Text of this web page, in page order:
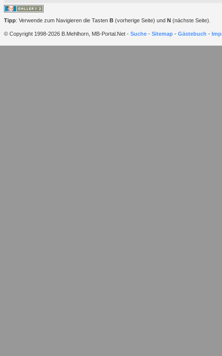
Tipp: Verwende zum Navigieren die Tasten B (vorherige Seite) und N (nächste Seite).
© Copyright 1998-2026 B.Mehlhorn, MB-Portal.Net - Suche - Sitemap - Gästebuch -